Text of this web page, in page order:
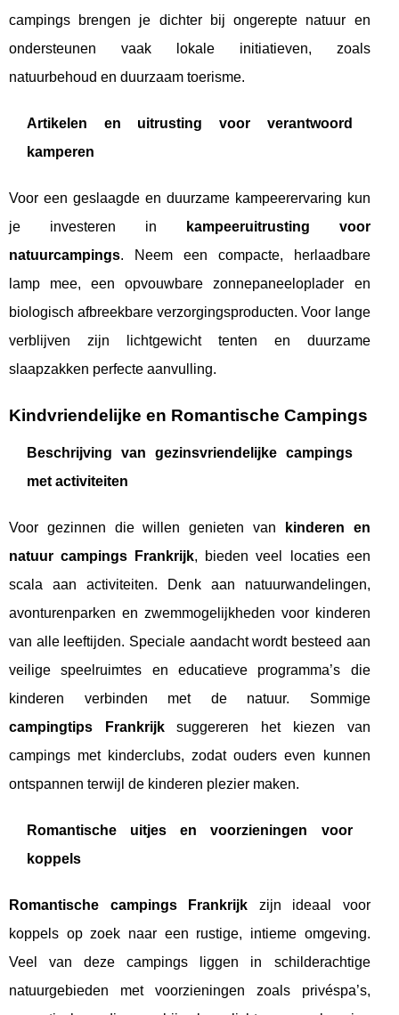
campings brengen je dichter bij ongerepte natuur en
ondersteunen vaak lokale initiatieven, zoals
natuurbehoud en duurzaam toerisme.
Artikelen en uitrusting voor verantwoord
kamperen
Voor een geslaagde en duurzame kampeerervaring kun
je investeren in
kampeeruitrusting voor
natuurcampings. Neem een compacte, herlaadbare
lamp mee, een opvouwbare zonnepaneeloplader en
biologisch afbreekbare verzorgingsproducten. Voor lange
verblijven zijn lichtgewicht tenten en duurzame
slaapzakken perfecte aanvulling.
Kindvriendelijke en Romantische Campings
Beschrijving van gezinsvriendelijke campings
met activiteiten
Voor gezinnen die willen genieten van
kinderen en
natuur campings Frankrijk, bieden veel locaties een
scala aan activiteiten. Denk aan natuurwandelingen,
avonturenparken en zwemmogelijkheden voor kinderen
van alle leeftijden. Speciale aandacht wordt besteed aan
veilige speelruimtes en educatieve programma’s die
kinderen verbinden met de natuur. Sommige
campingtips Frankrijksuggereren het kiezen van
campings met kinderclubs, zodat ouders even kunnen
ontspannen terwijl de kinderen plezier maken.
Romantische uitjes en voorzieningen voor
koppels
Romantische campings Frankrijk zijn ideaal voor
koppels op zoek naar een rustige, intieme omgeving.
Veel van deze campings liggen in schilderachtige
natuurgebieden met voorzieningen zoals privéspa’s,